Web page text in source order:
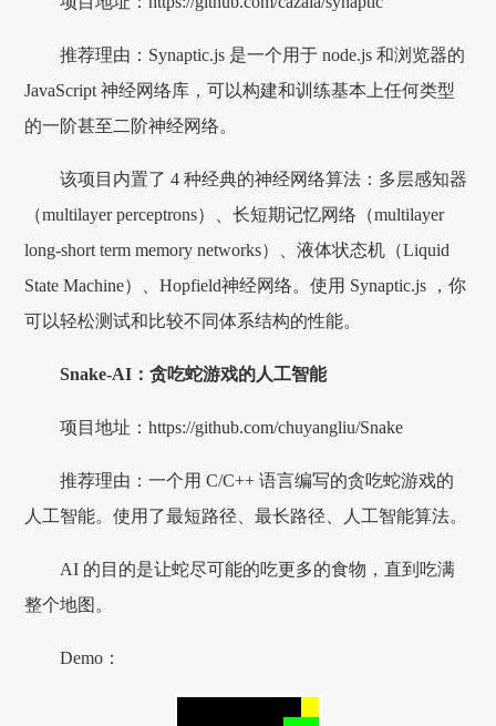
推荐理由：Synaptic.js 是一个用于 node.js 和浏览器的
JavaScript 神经网络库，可以构建和训练基本上任何类型
的一阶甚至二阶神经网络。
该项目内置了 4 种经典的神经网络算法：多层感知器
（multilayer perceptrons）、长短期记忆网络（multilayer
long-short term memory networks）、液体状态机（Liquid
State Machine）、Hopfield神经网络。使用 Synaptic.js ，你
可以轻松测试和比较不同体系结构的性能。
Snake-AI：贪吃蛇游戏的人工智能
项目地址：https://github.com/chuyangliu/Snake
推荐理由：一个用 C/C++ 语言编写的贪吃蛇游戏的
人工智能。使用了最短路径、最长路径、人工智能算法。
AI 的目的是让蛇尽可能的吃更多的食物，直到吃满
整个地图。
Demo：